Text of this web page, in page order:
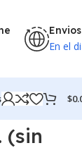
Envios
En el
$
(sin